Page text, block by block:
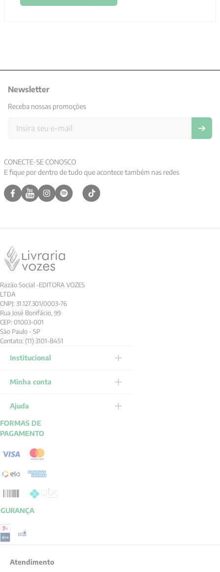
Newsletter
Receba nossas promoções
CONECTE-SE CONOSCO
E fique por dentro de tudo que acontece também nas redes
Razão Social -EDITORA VOZES
LTDA
CNPJ: 31.127.301/0003-76
Rua José Bonifácio, 99
CEP: 01003-001
São Paulo - SP
Contato: (11) 3101-8451
Institucional
Minha conta
Ajuda
FORMAS DE
PAGAMENTO
Atendimento